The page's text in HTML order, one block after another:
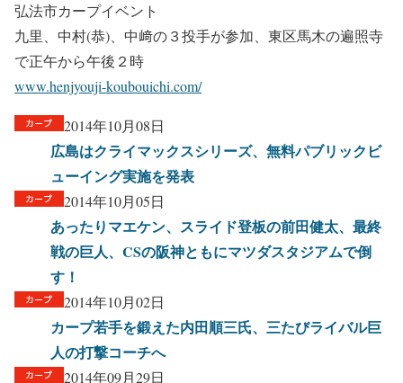
弘法市カープイベント
九里、中村(恭)、中﨑の３投手が参加、東区馬木の遍照寺
で正午から午後２時
www.henjyouji-koubouichi.com/
2014年10月08日
広島はクライマックスシリーズ、無料パブリックビ
ューイング実施を発表
2014年10月05日
あったりマエケン、スライド登板の前田健太、最終
戦の巨人、CSの阪神ともにマツダスタジアムで倒
す！
2014年10月02日
カープ若手を鍛えた内田順三氏、三たびライバル巨
人の打撃コーチへ
2014年09月29日